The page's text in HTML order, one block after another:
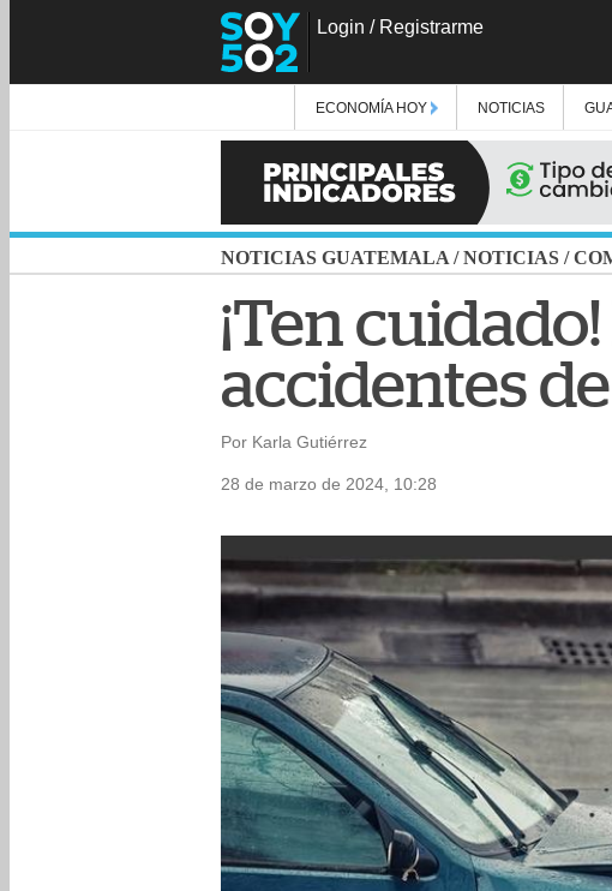
Login / Registrarme
ECONOMÍA HOY NOTICIAS
NOTICIAS GUATEMALA /NOTICIAS /
¡Ten
accidentes
Por Karla Gutiérrez
28 de marzo de 2024, 10:28